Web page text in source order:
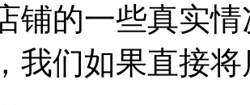
铺的一些真实
我们如果直接